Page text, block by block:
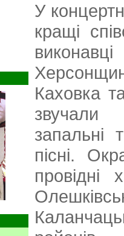
У
кращі
Каховка
звучали
запальні
пісні.
провідні